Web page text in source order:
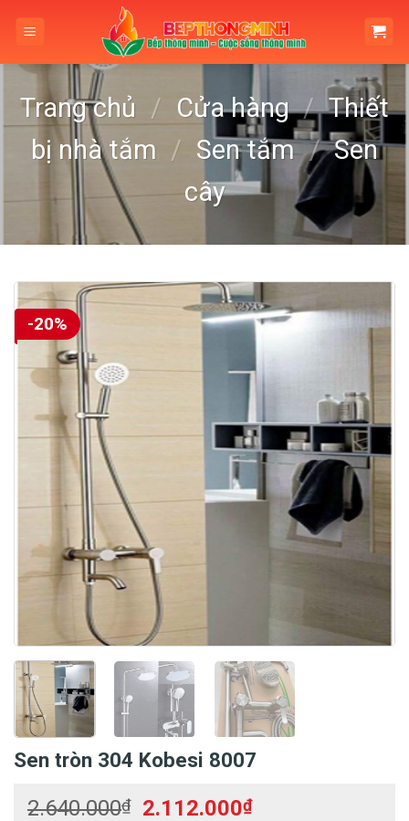
Trang chủ / Cửa hàng / Thiết
bị nhà tắm / Sen tắm / Sen
cây
-20%
Sen tròn 304 Kobesi 8007
2.640.000₫
Giá
2.112.000₫Giá